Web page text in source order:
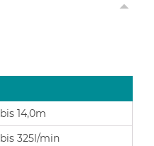
bis 14,0m
bis 325l/min